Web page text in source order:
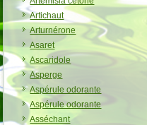
Artichaut
Arturnérone
Asaret
Ascaridole
Asperge
Aspérule odorante
Aspérule odorante
Asséchant